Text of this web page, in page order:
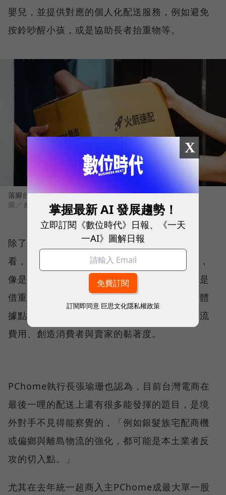
嬰兒，並提供對應的個人化配送服務，例如避免
按鈴吵醒小孩，或是協助長者抬重物等。
落腳台灣營運3年的韓國電商巨頭酷澎，也不斷加碼物流投資。
圖／ 酷澎提供
除了比服務力，以台灣零售市場的先天環境來
看，最後一哩物流的角力也擴展到實體據點上，
像是蝦皮在台遍地開花的店到店、智取店，就是
借重台灣消費者習慣的超商文化，廣設自有實體
據點。一方面提升取貨量能，又能減少委外物流
費用、創造消費者與賣家的黏著度。
PChome執行長張瑜珊也認為，目前台灣電商在
最後一哩的配送上還有很多能發揮的題目，是境
外對手不見得能察覺的，「例如銀髮族宅配商機
或偏鄉與離島物流的強化，都可能是本土業者反
攻的切入點。」
尤其在去年統一超商入主PChome成最大單一股
X
掌握最新 AI 發展趨勢！
立即訂閱《數位時代》日報、《一天
一AI》圖解日報
訂閱即同意 巨思文化隱私權政策